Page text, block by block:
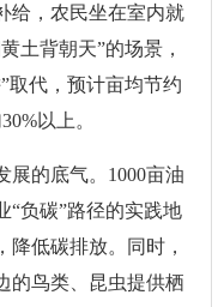
给，农民坐在室内就
土背朝天”的场景，
取代，预计亩均节约
以上。
的底气。1000亩油
“负碳”路径的实践地
低碳排放。同时，
的鸟类、昆虫提供栖